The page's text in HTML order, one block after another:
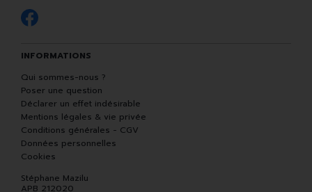
INFORMATIONS
Qui sommes-nous ?
Poser une question
Déclarer un effet indésirable
Mentions légales & vie privée
Conditions générales - CGV
Données personnelles
Cookies
Stéphane Mazilu
APB 212020